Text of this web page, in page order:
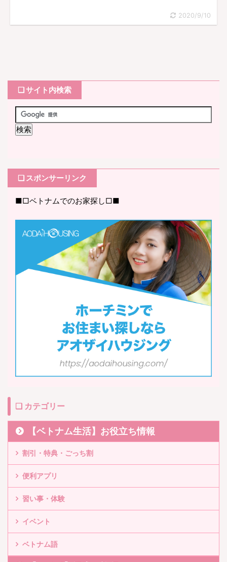
2020/9/10
❏ サイト内検索
❏ スポンサーリンク
■□ベトナムでのお家探し□■
❏ カテゴリー
【ベトナム生活】お役立ち情報
割引・特典・ごっち割
便利アプリ
習い事・体験
イベント
ベトナム語